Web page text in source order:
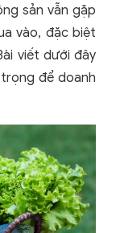
sản vẫn gặp
vào, đặc biệt
viết dưới đây
để doanh